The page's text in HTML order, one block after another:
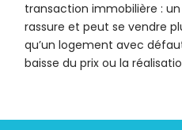
transaction immobilière :
rassure et peut se vendre
qu’un logement avec
baisse du prix ou la